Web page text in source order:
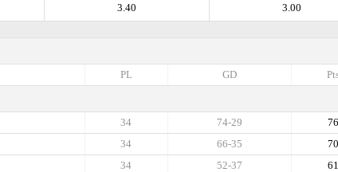
3.00
3.40
GD
PL
76
74-29
34
70
66-35
34
61
52-37
34